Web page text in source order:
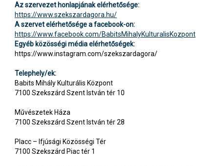
Az szervezet honlapjának elérhetősége:
https://www.szekszardagora.hu/
A szervet elérhetősége a facebook-on:
https://www.facebook.com/BabitsMihalyKulturalisKozpont
Egyéb közösségi média elérhetőségek:
https://www.instagram.com/szekszardagora/
Telephely/ek:
Babits Mihály Kulturális Központ
7100 Szekszárd Szent István tér 10
Művészetek Háza
7100 Szekszárd Szent István tér 28
Placc – Ifjúsági Közösségi Tér
7100 Szekszárd Piac tér 1